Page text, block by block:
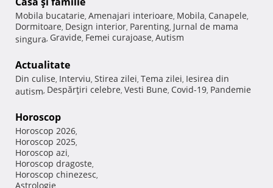
Mobila bucatarie, Amenajari interioare, Mobila, Canapele,
Dormitoare, Design interior, Parenting, Jurnal de mama
singura, Gravide, Femei curajoase, Autism
Actualitate
Din culise, Interviu, Stirea zilei, Tema zilei, Iesirea din
autism, Despărţiri celebre, Vesti Bune, Covid-19, Pandemie
Horoscop
Horoscop 2026,
Horoscop 2025,
Horoscop azi,
Horoscop dragoste,
Horoscop chinezesc,
Astrologie